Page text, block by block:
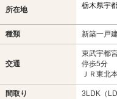
所在地 栃木県宇
種類 新築一戸
交通
東武宇都
停歩5分
ＪＲ東北
間取り 3LDK（